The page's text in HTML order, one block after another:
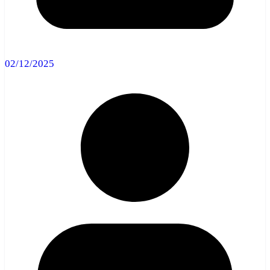
02/12/2025